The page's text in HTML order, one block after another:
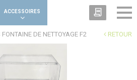
ACCESSOIRES
RETOUR
FONTAINE DE NETTOYAGE F2